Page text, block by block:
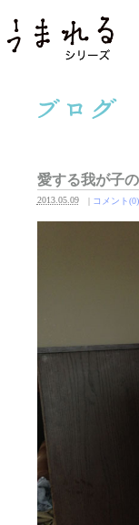
愛する我が子
2013.05.09| コメント(0)